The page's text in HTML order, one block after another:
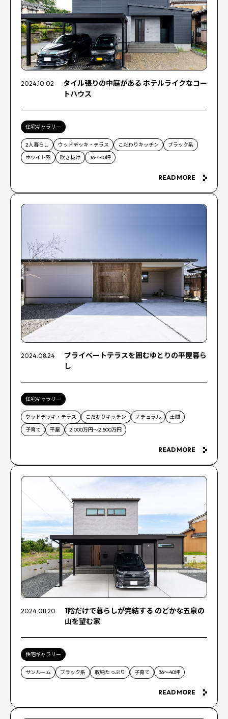
2024.10.02
タイル張りの中庭がある ホテルライクなコー
トハウス
住宅ギャラリー
2人暮らし ウッドデッキ・テラス こだわりキッチン
ブラック系
ホワイト系
吹き抜け 36〜40坪
READ MORE
2024.08.24
プライベートテラスを囲むゆとりの平屋暮ら
し
住宅ギャラリー
ウッドデッキ・テラス こだわりキッチン ナチュラル
土間
子育て
平屋 2,000万円～2,500万円
READ MORE
2024.08.20
1階だけで暮らしが完結する のどかな五泉の
山を望む家
住宅ギャラリー
サンルーム ブラック系 収納たっぷり 子育て 36〜40坪
READ MORE